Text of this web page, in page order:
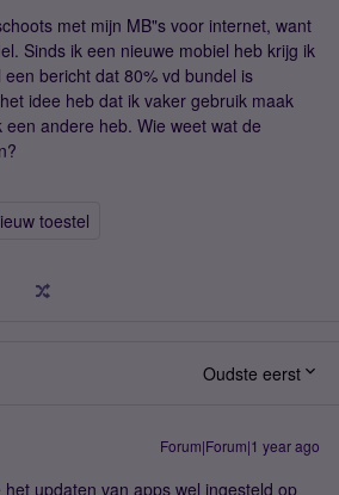
met mijn MB"s voor internet, want
Sinds ik een nieuwe mobiel heb krijg ik
bericht dat 80% vd bundel is
idee heb dat ik vaker gebruik maak
andere heb. Wie weet wat de
toestel
Oudste eerst
Forum|Forum|1 year ago
updaten van apps wel ingesteld op